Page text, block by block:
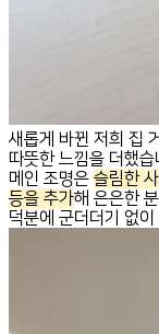
새롭게 바뀐 저희 집
따뜻한 느낌을 더했습
메인 조명은 슬림한
등을 추가해 은은한
덕분에 군더더기 없